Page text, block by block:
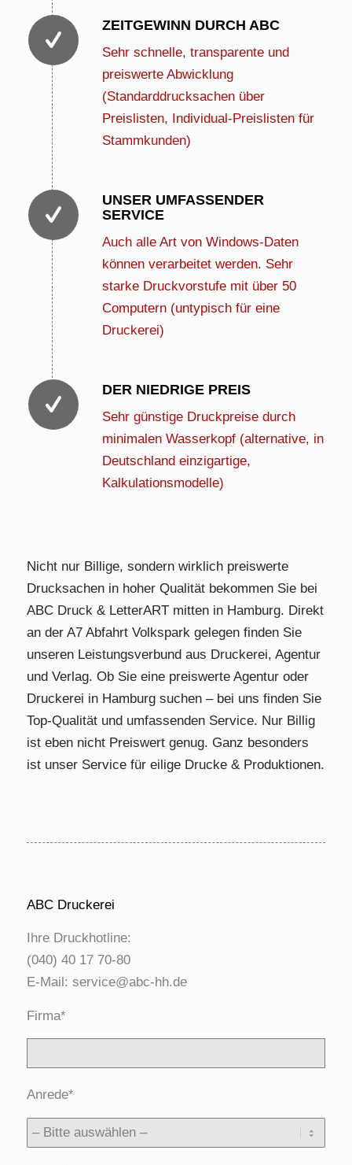
ZEITGEWINN DURCH ABC
Sehr schnelle, transparente und
preiswerte Abwicklung
(Standarddrucksachen über
Preislisten, Individual-Preislisten für
Stammkunden)
UNSER UMFASSENDER
SERVICE
Auch alle Art von Windows-Daten
können verarbeitet werden. Sehr
starke Druckvorstufe mit über 50
Computern (untypisch für eine
Druckerei)
DER NIEDRIGE PREIS
Sehr günstige Druckpreise durch
minimalen Wasserkopf (alternative, in
Deutschland einzigartige,
Kalkulationsmodelle)
Nicht nur Billige, sondern wirklich preiswerte
Drucksachen in hoher Qualität bekommen Sie bei
ABC Druck & LetterART mitten in Hamburg. Direkt
an der A7 Abfahrt Volkspark gelegen finden Sie
unseren Leistungsverbund aus Druckerei, Agentur
und Verlag. Ob Sie eine preiswerte Agentur oder
Druckerei in Hamburg suchen – bei uns finden Sie
Top-Qualität und umfassenden Service. Nur Billig
ist eben nicht Preiswert genug. Ganz besonders
ist unser Service für eilige Drucke & Produktionen.
ABC Druckerei
Ihre Druckhotline:
(040) 40 17 70-80
E-Mail: service@abc-hh.de
Firma*
Anrede*